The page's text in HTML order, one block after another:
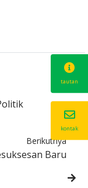
Berikutnya
Baru
tautan
kontak